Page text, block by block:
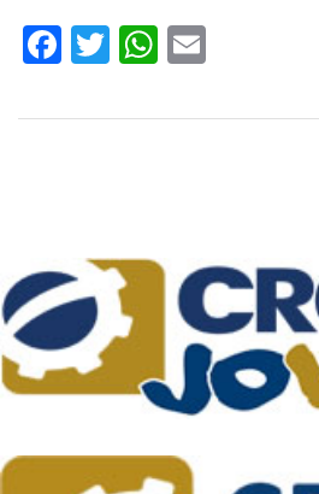
Facebook
TwitterWhatsApp